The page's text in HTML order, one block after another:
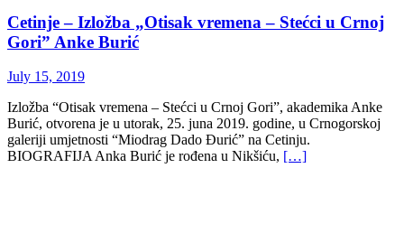
Cetinje – Izložba „Otisak vremena – Stećci u Crnoj
Gori” Anke Burić
July 15, 2019
Izložba “Otisak vremena – Stećci u Crnoj Gori”, akademika Anke
Burić, otvorena je u utorak, 25. juna 2019. godine, u Crnogorskoj
galeriji umjetnosti “Miodrag Dado Đurić” na Cetinju.
BIOGRAFIJA Anka Burić je rođena u Nikšiću, […]